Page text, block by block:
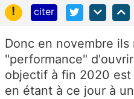
!
citer
Donc en novembre ils
"performance"
objectif à fin 2020
en étant à ce jour à